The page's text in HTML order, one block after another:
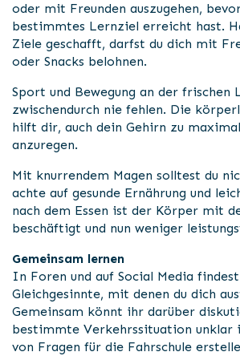
oder mit Freunden auszugehen,
bestimmtes Lernziel erreicht hast.
Ziele geschafft, darfst du dich mit
oder Snacks belohnen.
Sport und Bewegung an der frischen
zwischendurch nie fehlen. Die
hilft dir, auch dein Gehirn zu
anzuregen.
Mit knurrendem Magen solltest du
achte auf gesunde Ernährung und
nach dem Essen ist der Körper mit
beschäftigt und nun weniger
Gemeinsam lernen
In Foren und auf Social Media
Gleichgesinnte, mit denen du dich
Gemeinsam könnt ihr darüber
bestimmte Verkehrssituation unklar
von Fragen für die Fahrschule